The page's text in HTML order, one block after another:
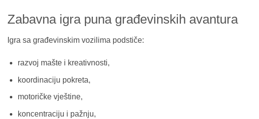
Zabavna igra puna građevinskih avantura
Igra sa građevinskim vozilima podstiče:
razvoj mašte i kreativnosti,
koordinaciju pokreta,
motoričke vještine,
koncentraciju i pažnju,